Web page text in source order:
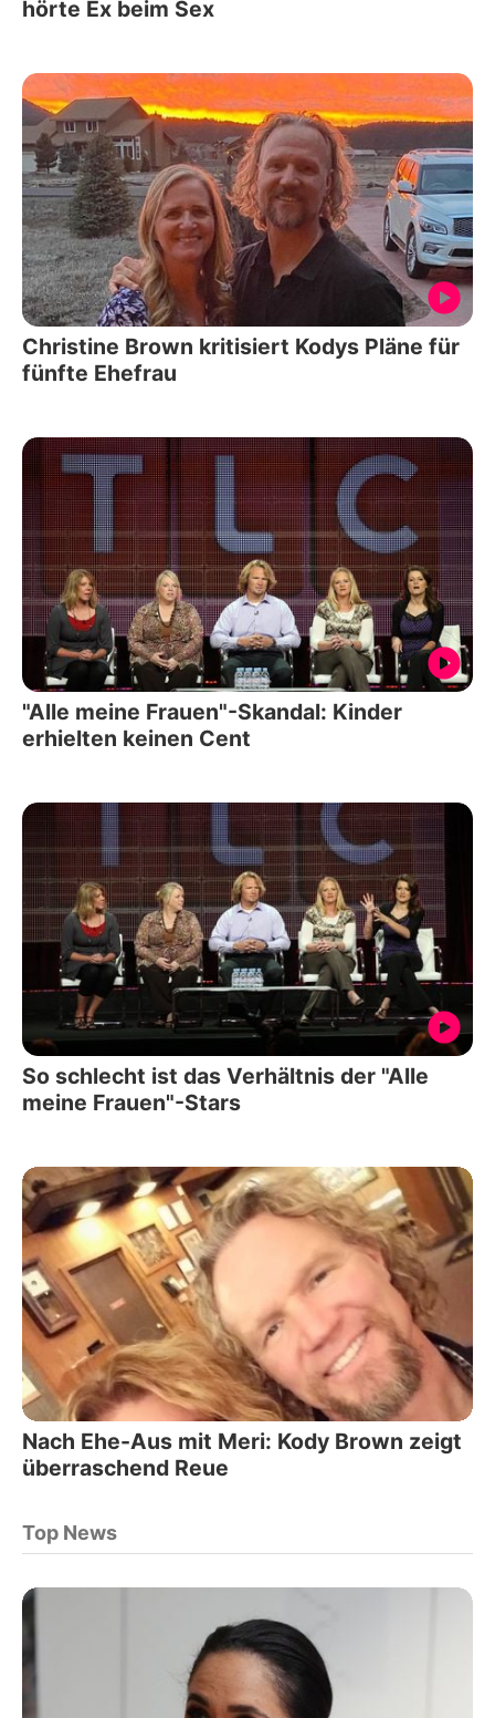
hörte Ex beim Sex
Christine Brown kritisiert Kodys Pläne für
fünfte Ehefrau
"Alle meine Frauen"-Skandal: Kinder
erhielten keinen Cent
So schlecht ist das Verhältnis der "Alle
meine Frauen"-Stars
Nach Ehe-Aus mit Meri: Kody Brown zeigt
überraschend Reue
Top News